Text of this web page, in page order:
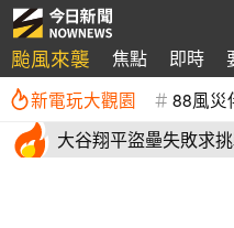
颱風來襲 焦點 即時
新電玩大觀園 88風災
大谷翔平盜壘失敗求